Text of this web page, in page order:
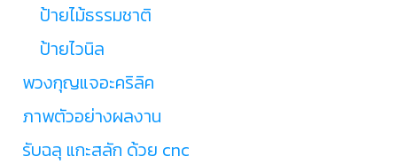
ป้ายไม้ธรรมชาติ
ป้ายไวนิล
พวงกุญแจอะคริลิค
ภาพตัวอย่างผลงาน
รับฉลุ แกะสลัก ด้วย cnc